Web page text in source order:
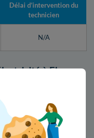
Délai d’intervention du
technicien
N/A
à Fleury-
au réseau
le Loiret, n'oubliez
tôt, afin